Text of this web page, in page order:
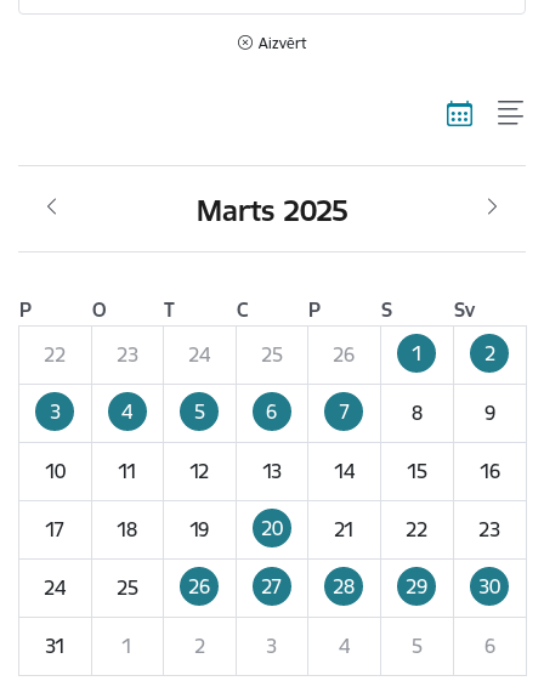
Aizvērt
Marts 2025
P O T C P S
Sv
22
23 24 25 26 1 2
3 4 5 6 7 8 9
10 11 12 13 14 15 16
17 18 19 20 21 22 23
24 25 26 27 28 29 30
31 1 2 3 4 5 6